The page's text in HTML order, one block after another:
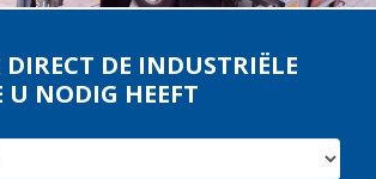
DIRECT DE INDUSTRIËLE
U NODIG HEEFT